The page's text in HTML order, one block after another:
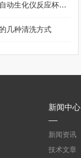
科学存放全自动生化仪反应杯是保障检验结果可靠性的关键一环
几种清洗方式
新闻中心
新闻资讯
技术文章